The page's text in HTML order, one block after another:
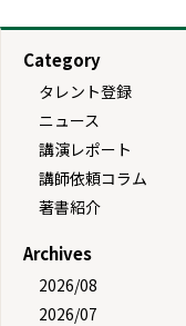
Category
タレント登録
ニュース
講演レポート
講師依頼コラム
著書紹介
Archives
2026/08
2026/07